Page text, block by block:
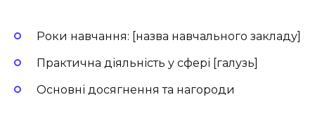
Роки навчання: [назва навчального закладу]
Практична діяльність у сфері [галузь]
Основні досягнення та нагороди